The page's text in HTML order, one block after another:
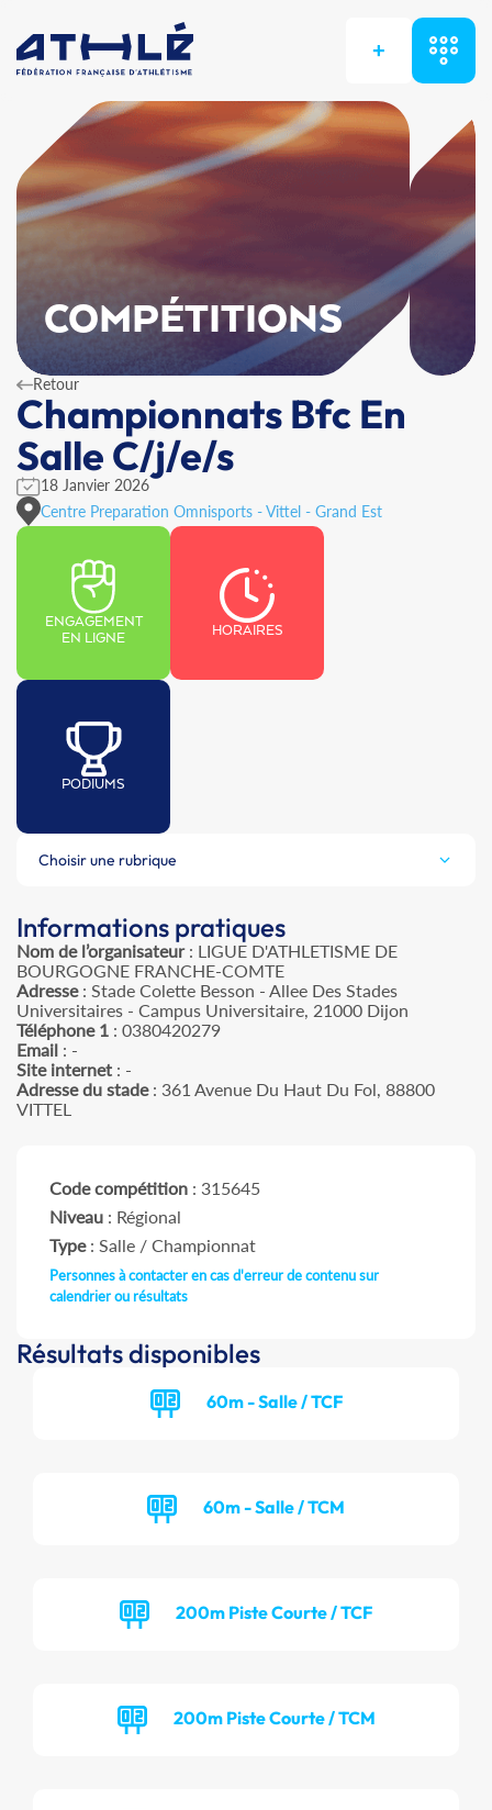
+
COMPÉTITIONS
Retour
Championnats Bfc En
Salle C/j/e/s
18 Janvier 2026
Centre Preparation Omnisports - Vittel - Grand Est
ENGAGEMENT
EN LIGNE
HORAIRES
PODIUMS
Choisir une rubrique
Informations pratiques
Nom de l’organisateur: LIGUE D'ATHLETISME DE
BOURGOGNE FRANCHE-COMTE
Adresse: Stade Colette Besson - Allee Des Stades
Universitaires - Campus Universitaire, 21000 Dijon
Téléphone 1 : 0380420279
Email : -
Site internet : -
Adresse du stade: 361 Avenue Du Haut Du Fol, 88800
VITTEL
Code compétition : 315645
Niveau : Régional
Type: Salle / Championnat
Personnes à contacter en cas d'erreur de contenu sur
calendrier ou résultats
Résultats disponibles
60m - Salle / TCF
60m - Salle / TCM
200m Piste Courte / TCF
200m Piste Courte / TCM